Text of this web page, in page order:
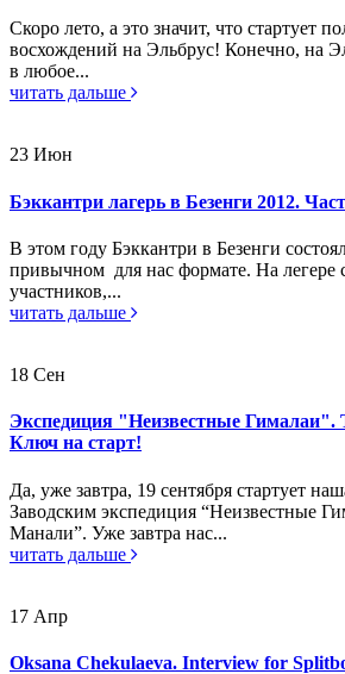
Скоро лето, а это значит, что стартует
восхождений на Эльбрус! Конечно, на
в любое...
читать дальше
23 Июн
Бэккантри лагерь в Безенги 2012.
В этом году Бэккантри в Безенги
привычном для нас формате. На легере
участников,...
читать дальше
18 Сен
Экспедиция "Неизвестные Гималаи".
Ключ на старт!
Да, уже завтра, 19 сентября стартует
Заводским экспедиция “Неизвестные
Манали”. Уже завтра нас...
читать дальше
17 Апр
Oksana Chekulaeva. Interview for